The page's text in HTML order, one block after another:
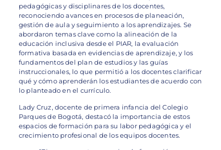
pedagógicas y disciplinares de los docentes,
reconociendo avances en procesos de planeación,
gestión de aula y seguimiento a los aprendizajes. Se
abordaron temas clave como la alineación de la
educación inclusiva desde el PIAR, la evaluación
formativa basada en evidencias de aprendizaje, y los
fundamentos del plan de estudios y las guías
instruccionales, lo que permitió a los docentes clarificar
qué y cómo aprenderán los estudiantes de acuerdo con
lo planteado en el currículo.
Lady Cruz, docente de primera infancia del Colegio
Parques de Bogotá, destacó la importancia de estos
espacios de formación para su labor pedagógica y el
crecimiento profesional de los equipos docentes.